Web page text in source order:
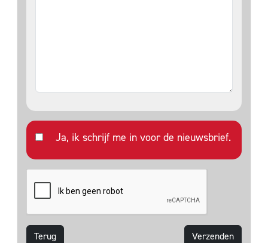
Ja, ik schrijf me in voor de nieuwsbrief.
Terug